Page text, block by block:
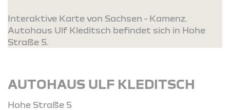
Interaktive Karte von Sachsen - Kamenz.
Autohaus Ulf Kleditsch befindet sich in Hohe
Straße 5.
AUTOHAUS ULF KLEDITSCH
Hohe Straße 5